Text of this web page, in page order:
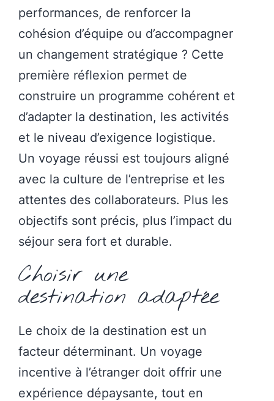
performances, de renforcer la
cohésion d’équipe ou d’accompagner
un changement stratégique ? Cette
première réflexion permet de
construire un programme cohérent et
d’adapter la destination, les activités
et le niveau d’exigence logistique.
Un voyage réussi est toujours aligné
avec la culture de l’entreprise et les
attentes des collaborateurs. Plus les
objectifs sont précis, plus l’impact du
séjour sera fort et durable.
Choisir une
destination adaptée
Le choix de la destination est un
facteur déterminant. Un voyage
incentive à l’étranger doit offrir une
expérience dépaysante, tout en